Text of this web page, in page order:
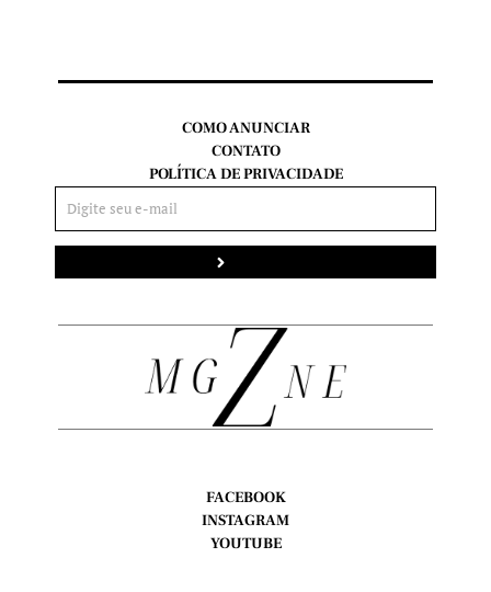
FACEBOOK
INSTAGRAM
YOUTUBE
COMO ANUNCIAR
CONTATO
POLÍTICA DE PRIVACIDADE